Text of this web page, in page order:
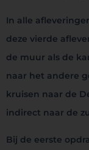
In alle
deze vierde
de muur als de
naar het andere
kruisen naar de
indirect naar de
Bij de eerste